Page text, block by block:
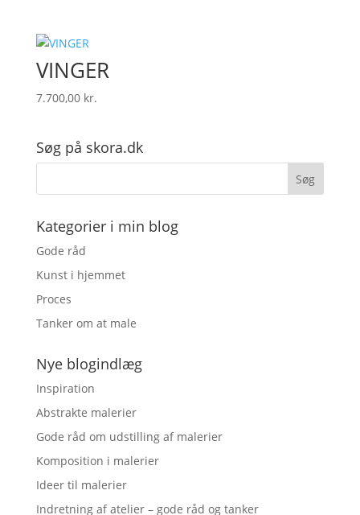
VINGER
7.700,00 kr.
Søg på skora.dk
Kategorier i min blog
Gode råd
Kunst i hjemmet
Proces
Tanker om at male
Nye blogindlæg
Inspiration
Abstrakte malerier
Gode råd om udstilling af malerier
Komposition i malerier
Ideer til malerier
Indretning af atelier – gode råd og tanker